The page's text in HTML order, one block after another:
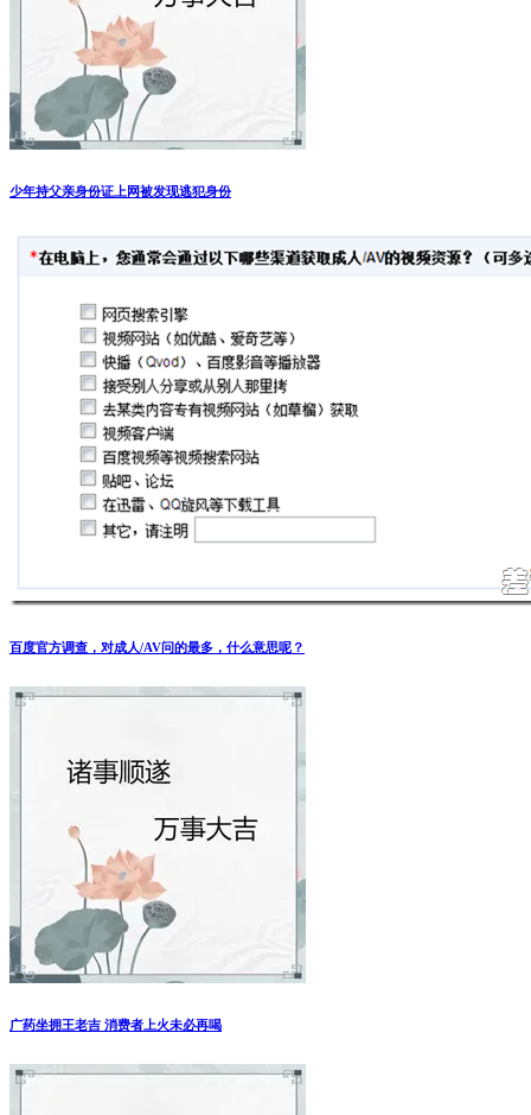
少年持父亲身份证上网被发现逃犯身份
百度官方调查，对成人/AV问的最多，什么意思呢？
广药坐拥王老吉 消费者上火未必再喝